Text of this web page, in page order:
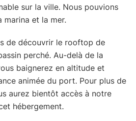
sur la ville. Nous pouvions
marina et la mer.
de découvrir le rooftop de
perché. Au-delà de la
baignerez en altitude et
animée du port. Pour plus de
aurez bientôt accès à notre
hébergement.